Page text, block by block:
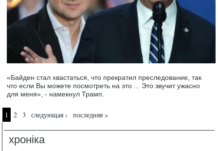
«Байден стал хвастаться, что прекратил преследование, так
что если Вы можете посмотреть на это ... Это звучит ужасно
для меня», - намекнул Трамп.
Страницы
1 2 3 следующая › последняя »
хроніка